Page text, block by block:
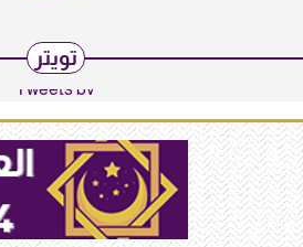
تويتر
Tweets by